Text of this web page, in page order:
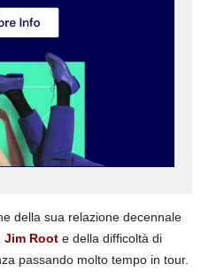
della sua relazione decennale
Jim Root e della difficoltà di
passando molto tempo in tour.